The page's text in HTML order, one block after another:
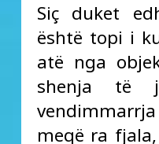
Siç duket
është topi i
atë nga
shenja të
meqë ra